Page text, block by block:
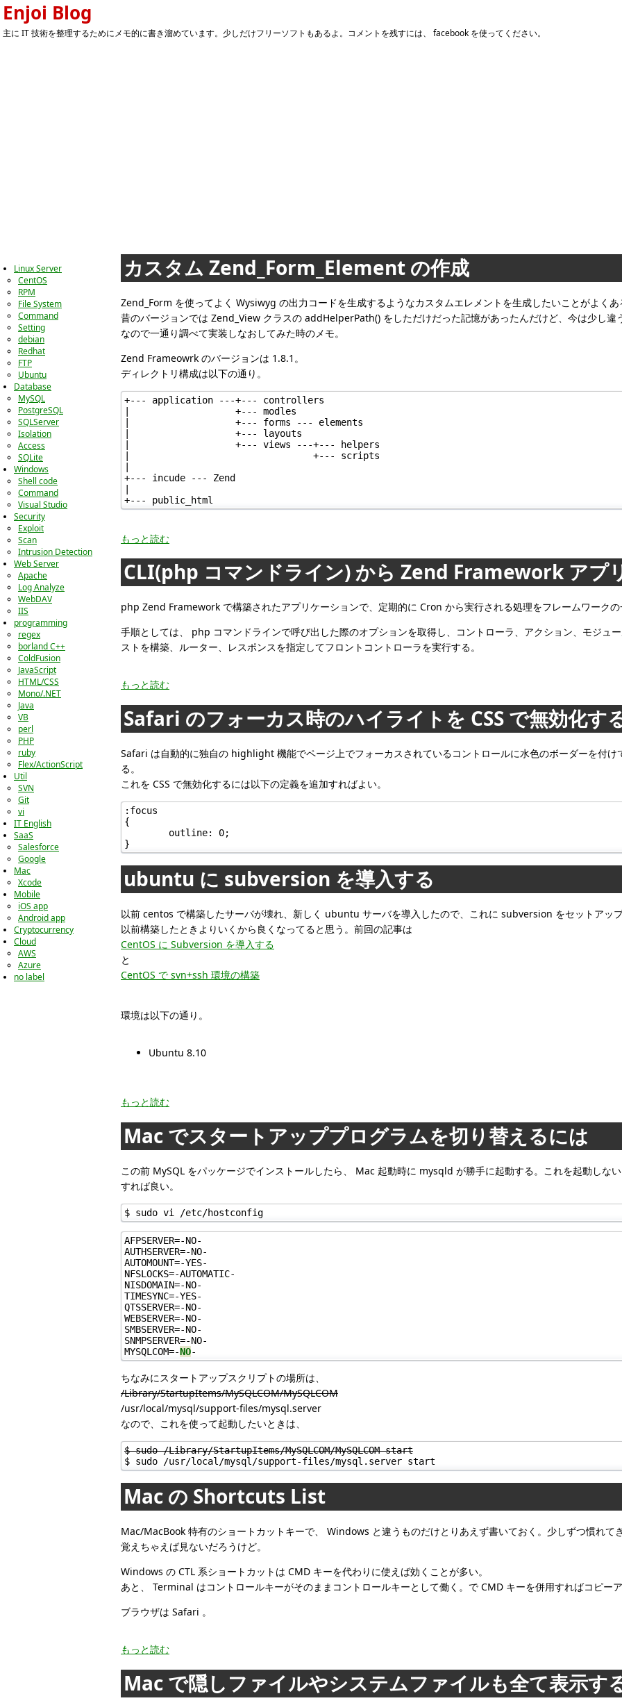
Enjoi Blog
主に IT 技術を整理するためにメモ的に書き溜めています。少しだけフリーソフトもあるよ。コメントを残すには、 facebook を使ってください。
Linux Server
CentOS
RPM
File System
Command
Setting
debian
Redhat
FTP
Ubuntu
Database
MySQL
PostgreSQL
SQLServer
Isolation
Access
SQLite
Windows
Shell code
Command
Visual Studio
Security
Exploit
Scan
Intrusion Detection
Web Server
Apache
Log Analyze
WebDAV
IIS
programming
regex
borland C++
ColdFusion
JavaScript
HTML/CSS
Mono/.NET
Java
VB
perl
PHP
ruby
Flex/ActionScript
Util
SVN
Git
vi
IT English
SaaS
Salesforce
Google
Mac
Xcode
Mobile
iOS app
Android app
Cryptocurrency
Cloud
AWS
Azure
no label
カスタム Zend_Form_Element の作成
Zend_Form を使ってよく Wysiwyg の出力コードを生成するようなカスタムエレメントを生成したいことがよくあ
昔のバージョンでは Zend_View クラスの addHelperPath() をしただけだった記憶があったんだけど、今は少し違
なので一通り調べて実装しなおしてみた時のメモ。
Zend Frameowrk のバージョンは 1.8.1。
ディレクトリ構成は以下の通り。
+--- application ---+--- controllers
|                   +--- modles
|                   +--- forms --- elements
|                   +--- layouts
|                   +--- views ---+--- helpers
|                                 +--- scripts
|
+--- incude --- Zend
|
+--- public_html
もっと読む
CLI(php コマンドライン) から Zend Framework アプ
php Zend Framework で構築されたアプリケーションで、定期的に Cron から実行される処理をフレームワーク
手順としては、 php コマンドラインで呼び出した際のオプションを取得し、コントローラ、アクション、モジュ
ストを構築、ルーター、レスポンスを指定してフロントコントローラを実行する。
もっと読む
Safari のフォーカス時のハイライトを CSS で無効化す
Safari は自動的に独自の highlight 機能でページ上でフォーカスされているコントロールに水色のボーダーを付け
る。
これを CSS で無効化するには以下の定義を追加すればよい。
:focus
{
}
ubuntu に subversion を導入する
以前 centos で構築したサーバが壊れ、新しく ubuntu サーバを導入したので、これに subversion をセットアッ
以前構築したときよりいくから良くなってると思う。前回の記事は
CentOS に Subversion を導入する
と
CentOS で svn+ssh 環境の構築
環境は以下の通り。
Ubuntu 8.10
もっと読む
Mac でスタートアッププログラムを切り替えるには
この前 MySQL をパッケージでインストールしたら、 Mac 起動時に mysqld が勝手に起動する。これを起動し
すれば良い。
$ sudo vi /etc/hostconfig
AFPSERVER=-NO-
AUTHSERVER=-NO-
AUTOMOUNT=-YES-
NFSLOCKS=-AUTOMATIC-
NISDOMAIN=-NO-
TIMESYNC=-YES-
QTSSERVER=-NO-
WEBSERVER=-NO-
SMBSERVER=-NO-
SNMPSERVER=-NO-
MYSQLCOM=-NO
ちなみにスタートアップスクリプトの場所は、
/Library/StartupItems/MySQLCOM/MySQLCOM
/usr/local/mysql/support-files/mysql.server
なので、これを使って起動したいときは、
$ sudo /Library/StartupItems/MySQLCOM/MySQLCOM start
$ sudo /usr/local/mysql/support-files/mysql.server start
Mac の Shortcuts List
Mac/MacBook 特有のショートカットキーで、 Windows と違うものだけとりあえず書いておく。少しずつ慣れて
覚えちゃえば見ないだろうけど。
Windows の CTL 系ショートカットは CMD キーを代わりに使えば効くことが多い。
あと、 Terminal はコントロールキーがそのままコントロールキーとして働く。で CMD キーを併用すればコピー
ブラウザは Safari 。
もっと読む
Mac で隠しファイルやシステムファイルも全て表示す